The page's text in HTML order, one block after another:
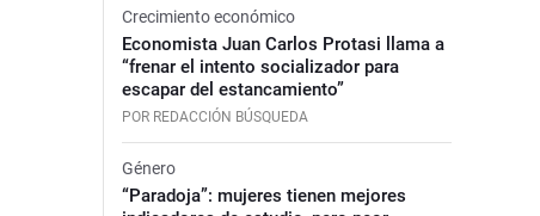
Crecimiento económico
Economista Juan Carlos Protasi llama a
“frenar el intento socializador para
escapar del estancamiento”
POR REDACCIÓN BÚSQUEDA
Género
“Paradoja”: mujeres tienen mejores